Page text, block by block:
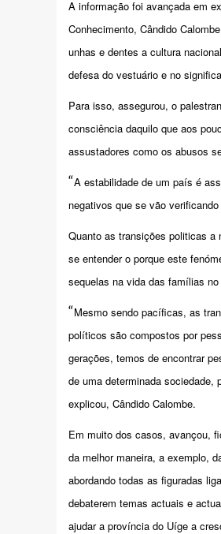
A informação foi avançada em
Conhecimento, Cândido
unhas e dentes a cultura
defesa do vestuário e no
Para isso, assegurou, o
consciência daquilo que aos
assustadores como os abusos
“A estabilidade de um país é
negativos que se vão
Quanto as transições politicas
se entender o porque este
sequelas na vida das famílias
“Mesmo sendo pacíficas, as
políticos são compostos por
gerações, temos de encontrar
de uma determinada sociedade,
explicou, Cândido Calombe.
Em muito dos casos, avançou,
da melhor maneira, a exemplo,
abordando todas as figuradas
debaterem temas actuais e
ajudar a província do Uíge a